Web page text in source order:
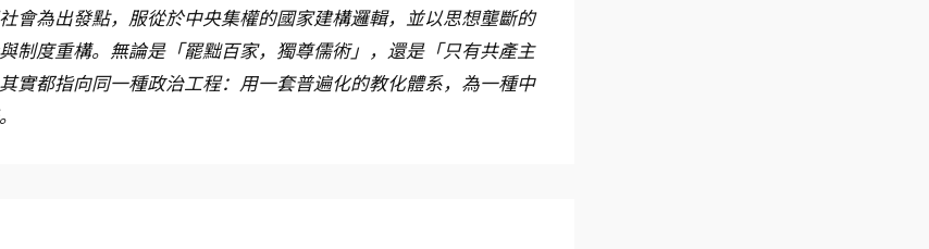
會為出發點，服從於中央集權的國家建構邏輯，並以思想壟斷的
制度重構。無論是「罷黜百家，獨尊儒術」，還是「只有共產主
實都指向同一種政治工程：用一套普遍化的教化體系，為一種中